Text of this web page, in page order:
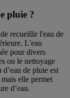
pluie ?
recueillir l'eau de
L'eau
pour divers
ou le nettoyage
de pluie est
elle permet
d’eau.